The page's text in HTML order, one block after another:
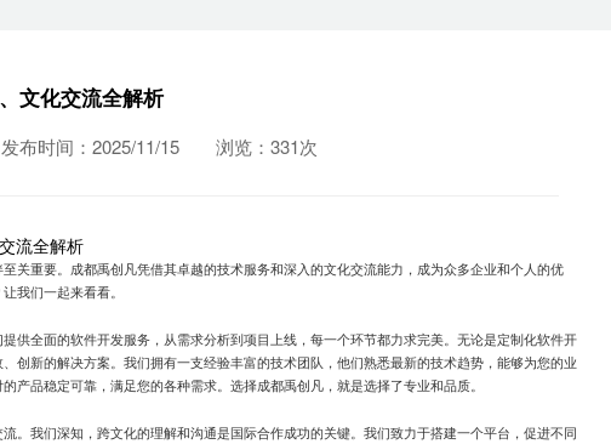
文化交流全解析
发布时间：2025/11/15 浏览：331次
流全解析
关重要。成都禹创凡凭借其卓越的技术服务和深入的文化交流能力，成为众多企业和个人的优
我们一起来看看。
供全面的软件开发服务，从需求分析到项目上线，每一个环节都力求完美。无论是定制化软件开
创新的解决方案。我们拥有一支经验丰富的技术团队，他们熟悉最新的技术趋势，能够为您的业
产品稳定可靠，满足您的各种需求。选择成都禹创凡，就是选择了专业和品质。
。我们深知，跨文化的理解和沟通是国际合作成功的关键。我们致力于搭建一个平台，促进不同